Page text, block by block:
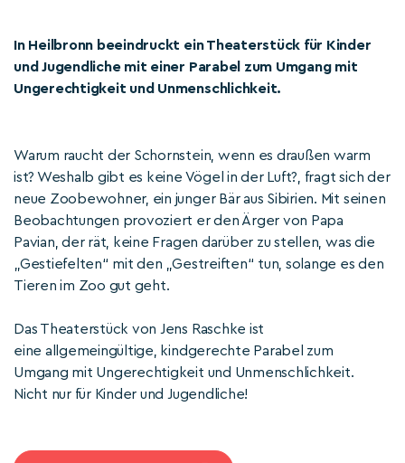
In Heilbronn beeindruckt ein Theaterstück für Kinder
und Jugendliche mit einer Parabel zum Umgang mit
Ungerechtigkeit und Unmenschlichkeit.
Warum raucht der Schornstein, wenn es draußen warm
ist? Weshalb gibt es keine Vögel in der Luft?, fragt sich der
neue Zoobewohner, ein junger Bär aus Sibirien. Mit seinen
Beobachtungen provoziert er den Ärger von Papa
Pavian, der rät, keine Fragen darüber zu stellen, was die
„Gestiefelten“ mit den „Gestreiften“ tun, solange es den
Tieren im Zoo gut geht.
Das Theaterstück von Jens Raschke ist
eine allgemeingültige, kindgerechte Parabel zum
Umgang mit Ungerechtigkeit und Unmenschlichkeit.
Nicht nur für Kinder und Jugendliche!